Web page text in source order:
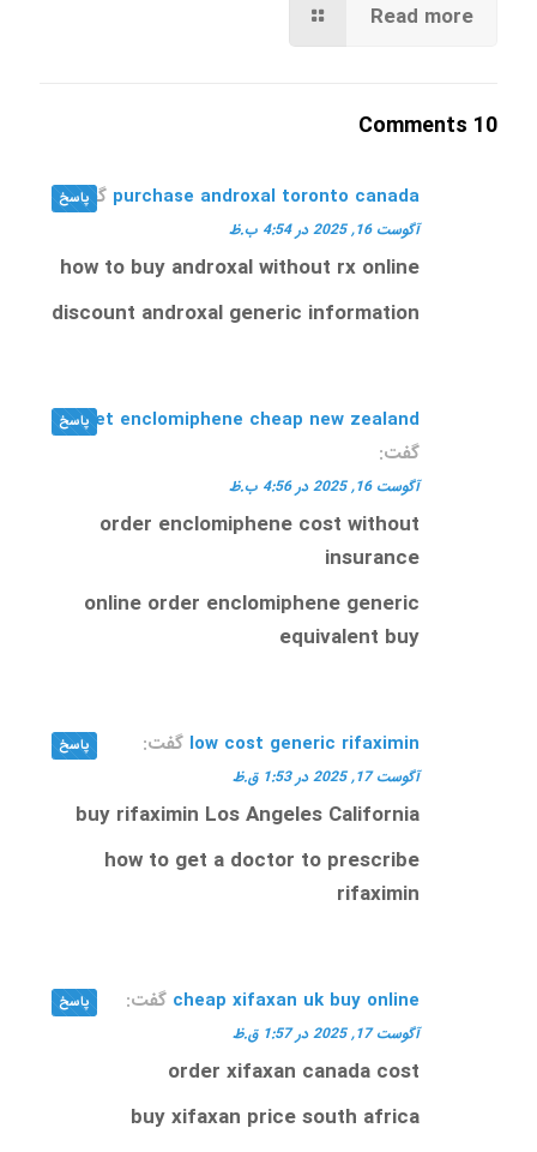
Read more
10 Comments
purchase androxal toronto canada گفت:
آگوست 16, 2025 در 4:54 ب.ظ
how to buy androxal without rx online
discount androxal generic information
پاسخ
get enclomiphene cheap new zealand
گفت:
آگوست 16, 2025 در 4:56 ب.ظ
order enclomiphene cost without
insurance
online order enclomiphene generic
equivalent buy
پاسخ
low cost generic rifaximin گفت:
آگوست 17, 2025 در 1:53 ق.ظ
buy rifaximin Los Angeles California
how to get a doctor to prescribe
rifaximin
پاسخ
cheap xifaxan uk buy online گفت:
آگوست 17, 2025 در 1:57 ق.ظ
order xifaxan canada cost
buy xifaxan price south africa
پاسخ